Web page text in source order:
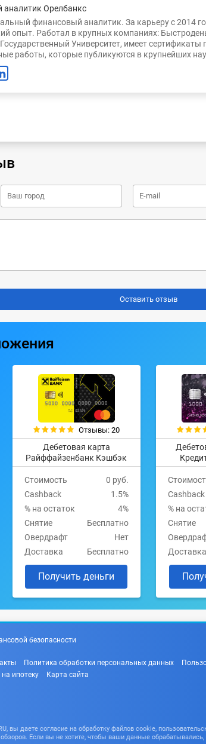
Орелбанкс
финансовый аналитик. За карьеру с 2014
опыт. Работал в крупных компаниях:
Университет, имеет
работы, которые публикуются в крупнейших
Отзывы: 20
Дебетовая карта
Райффайзенбанк Кэшбэк
Стоимость
0 руб.
Cashback
1.5%
% на остаток
4%
Снятие
Бесплатно
Овердрафт
Нет
Доставка
Бесплатно
Получить деньги
Cashback
% на
Снятие
Доставка
безопасности
Политика обработки персональных данных
ипотеку Карта сайта
вы даете согласие на обработку файлов cookie,
Если вы не хотите, чтобы ваши данные обрабатывались,